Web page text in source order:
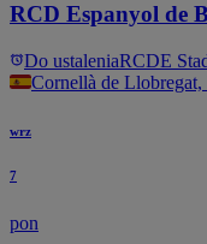
RCD Espanyol de
Do ustaleniaRCDE
Cornellà de Llobregat,
wrz
7
pon